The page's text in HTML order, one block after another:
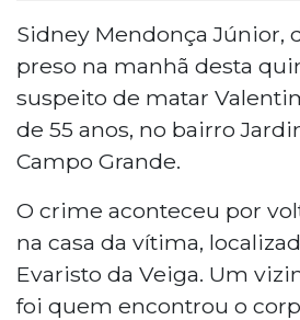
Sidney Mendonça Júnior,
preso na manhã desta
suspeito de matar
de 55 anos, no bairro
Campo Grande.
O crime aconteceu por
na casa da vítima,
Evaristo da Veiga. Um
foi quem encontrou o